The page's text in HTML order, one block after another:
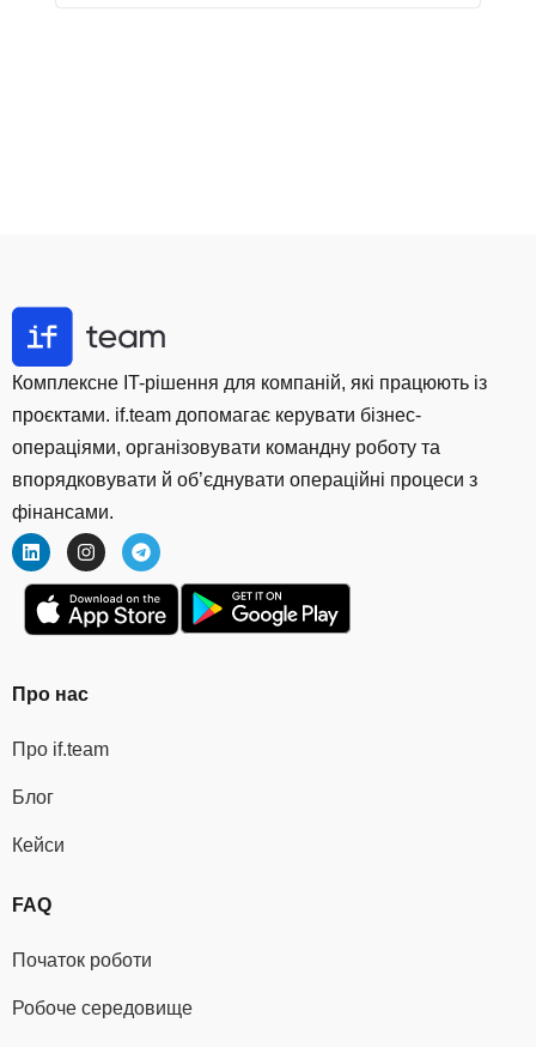
Комплексне IT-рішення для компаній, які працюють із
проєктами. if.team допомагає керувати бізнес-
операціями, організовувати командну роботу та
впорядковувати й об’єднувати операційні процеси з
фінансами.
Про нас
Про if.team
Блог
Кейси
FAQ
Початок роботи
Робоче середовище